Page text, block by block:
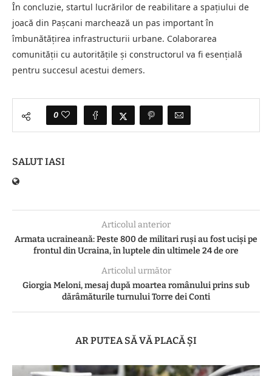
În concluzie, startul lucrărilor de reabilitare a spațiului de
joacă din Pașcani marchează un pas important în
îmbunătățirea infrastructurii urbane. Colaborarea
comunității cu autoritățile și constructorul va fi esențială
pentru succesul acestui demers.
0
SALUT IASI
Articolul anterior
Armata ucraineană: Peste 800 de militari ruşi au fost ucişi pe
frontul din Ucraina, în luptele din ultimele 24 de ore
Articolul următor
Giorgia Meloni, mesaj după moartea românului prins sub
dărâmăturile turnului Torre dei Conti
AR PUTEA SĂ VĂ PLACĂ ȘI